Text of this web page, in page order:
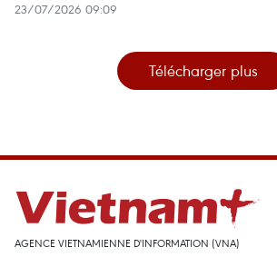
23/07/2026 09:09
Télécharger plus
AGENCE VIETNAMIENNE D'INFORMATION (VNA)